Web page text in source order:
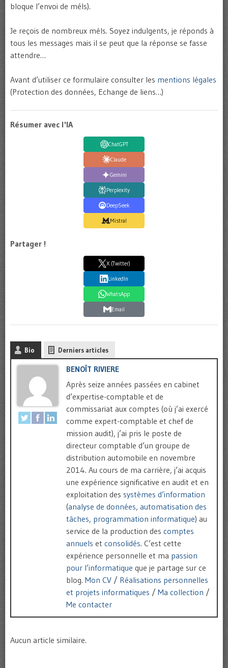
bloque l’envoi de méls).
Je reçois de nombreux méls. Soyez indulgents, je réponds à
tous les messages mais il se peut que la réponse se fasse
attendre…
Avant d’utiliser ce formulaire consulter les mentions légales
(Protection des données, Echange de liens…)
Résumer avec l'IA
ChatGPT
Claude
Gemini
Perplexity
DeepSeek
Mistral
Partager !
X (Twitter)
LinkedIn
WhatsApp
Email
Bio Derniers articles
BENOÎT RIVIERE
Après seize années passées en cabinet
d’expertise-comptable et de
commissariat aux comptes (où j’ai exercé
comme expert-comptable et chef de
mission audit), j’ai pris le poste de
directeur comptable d’un groupe de
distribution automobile en novembre
2014. Au cours de ma carrière, j’ai acquis
une expérience significative en audit et en
exploitation des systèmes d’information
(analyse de données, automatisation des
tâches, programmation informatique) au
service de la production des comptes
annuels et consolidés. C’est cette
expérience personnelle et ma passion
pour l’informatique que je partage sur ce
blog. Mon CV / Réalisations personnelles
et projets informatiques / Ma collection /
Me contacter
Aucun article similaire.